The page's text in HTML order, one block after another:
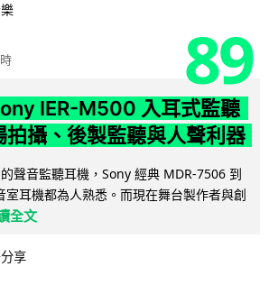
89
IER-M500 入耳式監聽
拍攝、後製監聽與人聲利器
聲音監聽耳機，Sony 經典 MDR-7506 到
室耳機都為人熟悉。而現在舞台製作者與創
全文
分享